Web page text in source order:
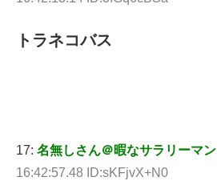
トラネコバス
17: 名無しさん＠暇なサラリーマン
16:42:57.48 ID:sKFjvX+N0